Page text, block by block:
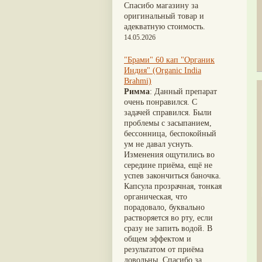
(3)
Аштаваргам
Брихатьяди(3)
Видарьяди(3)
Гуггул
Дханвантарам 101(3)
Дханвантарам тайлам(3)
Кайлаш дживан(3)
Кальянака гритам(3)
Кримикутхар рас(3)
Кунжутное масло (3)
Кутаджа(3)
Кширабала(3)
Лив 52(3)
more...
Шиладжит
(19)
Кориандр
Зира(17)
Крапива индийская(17)
Патола
Холарена - Кутаджа(17)
Шионака(17)
Аджван/Ажгон(16)
Акация катеху(16)
Кальций(16)
Укроп пахучий(16)
Дашамула(15)
Лодхра(14)
Моринга(14)
Перец кубеба(14)
Сахарный тростник
Бхунимба/Андрографис
метельчатый(13)
Гвоздика(13)
Кассия трубчатая(13)
Мезуя железная(13)
Спасибо магазину за
оригинальный товар и
адекватную стоимость.
14.05.2026
"Брами" 60 кап "Органик
Индия" (Organic India
Brahmi)
Римма: Данный препарат
очень понравился. С
задачей справился. Были
проблемы с засыпанием,
бессонница, беспокойный
ум не давал уснуть.
Изменения ощутились во
середине приёма, ещё не
успев закончиться баночка.
Капсула прозрачная, тонкая
органическая, что
порадовало, буквально
растворяется во рту, если
сразу не запить водой. В
общем эффектом и
результатом от приёма
довольны. Спасибо за